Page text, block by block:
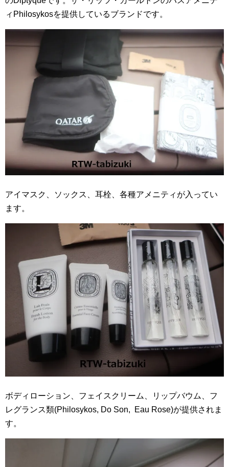
ィPhilosykosを提供しているブランドです。
アイマスク、ソックス、耳栓、各種アメニティが入ってい
ます。
ボディローション、フェイスクリーム、リップバウム、フ
レグランス類(Philosykos, Do Son, Eau Rose)が提供されま
す。